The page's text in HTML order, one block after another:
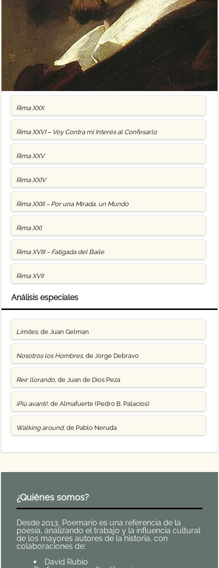
Rima XXX
Rima XXVI – Voy Contra mi Interés al Confesarlo
Rima XXV
Rima XXIV
Rima XXIII – Por una Mirada, un Mundo
Rima XXI
Rima XVIII – Fatigada del Baile
Rima XVII
Análisis especiales
Límites, de Juan Gelman
Nosotros los Hombres, de Jorge Debravo
Reír llorando, de Juan de Dios Peza
¡Più avanti!, de Almafuerte (Pedro B. Palacios)
Walking around, de Pablo Neruda
¿Quiénes somos?
Desde 2013, Poemario es una referencia de la
poesía, analizando el trabajo y la influencia cultural
de los mayores autores de la historia, con
colaboraciones de:
David Rubio